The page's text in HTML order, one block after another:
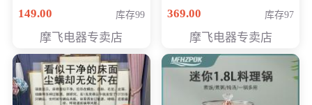
98元
149.00 库存99
摩飞电器专卖店
元
369.00 库存97
摩飞电器专卖店